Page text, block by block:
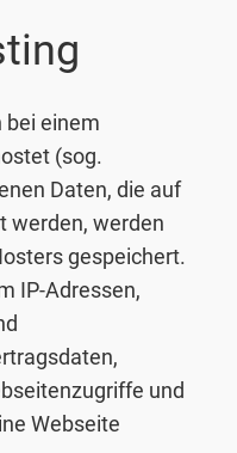
bei einem
(sog.
Daten, die auf
werden, werden
gespeichert.
IP-Adressen,
und
Webseite